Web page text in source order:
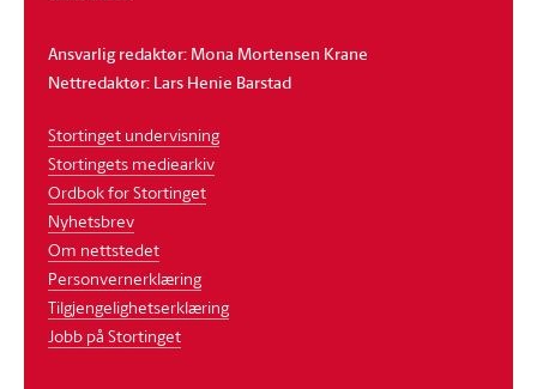
Ansvarlig redaktør: Mona Mortensen Krane
Nettredaktør: Lars Henie Barstad
Stortinget undervisning
Stortingets mediearkiv
Ordbok for Stortinget
Nyhetsbrev
Om nettstedet
Personvernerklæring
Tilgjengelighetserklæring
Jobb på Stortinget